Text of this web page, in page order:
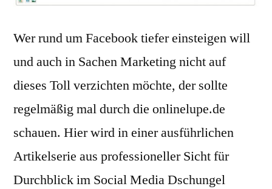
Wer rund um Facebook tiefer einsteigen will
und auch in Sachen Marketing nicht auf
dieses Toll verzichten möchte, der sollte
regelmäßig mal durch die onlinelupe.de
schauen. Hier wird in einer ausführlichen
Artikelserie aus professioneller Sicht für
Durchblick im Social Media Dschungel